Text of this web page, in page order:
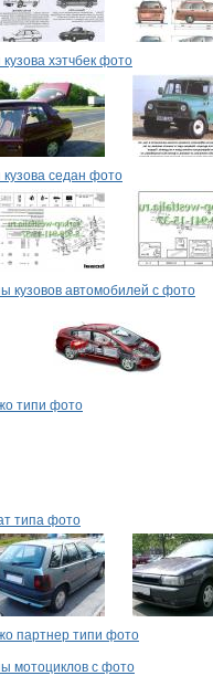
кузова хэтчбек фото
кузова седан фото
кузовов автомобилей с фото
типи фото
типа фото
партнер типи фото
мотоциклов с фото